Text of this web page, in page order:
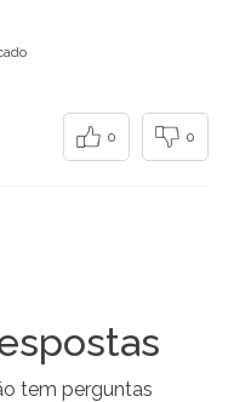
0 0
tem perguntas